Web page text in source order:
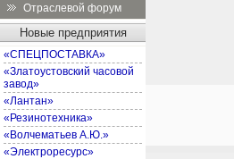
Отраслевой форум
Новые предприятия
«СПЕЦПОСТАВКА»
«Златоустовский часовой
завод»
«Лантан»
«Резинотехника»
«Волчематьев А.Ю.»
«Электроресурс»